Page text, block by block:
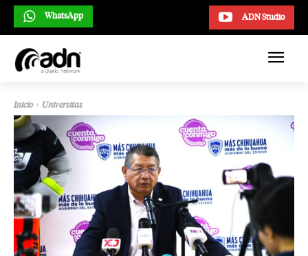
ADN Studio
WhatsApp
Inicio Universitas